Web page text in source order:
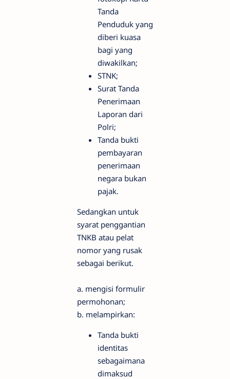
Tanda
Penduduk yang
diberi kuasa
bagi yang
diwakilkan;
STNK;
Surat Tanda
Penerimaan
Laporan dari
Polri;
Tanda bukti
pembayaran
penerimaan
negara bukan
pajak.
Sedangkan untuk
syarat penggantian
TNKB atau pelat
nomor yang rusak
sebagai berikut.
a. mengisi formulir
permohonan;
b. melampirkan:
Tanda bukti
identitas
sebagaimana
dimaksud